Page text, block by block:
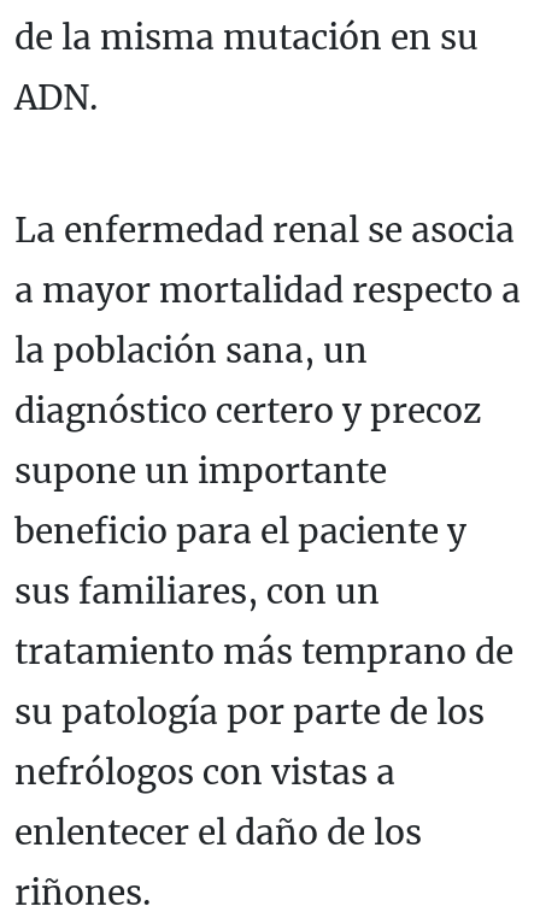
de la misma mutación en su
ADN.
La enfermedad renal se asocia
a mayor mortalidad respecto a
la población sana, un
diagnóstico certero y precoz
supone un importante
beneficio para el paciente y
sus familiares, con un
tratamiento más temprano de
su patología por parte de los
nefrólogos con vistas a
enlentecer el daño de los
riñones.